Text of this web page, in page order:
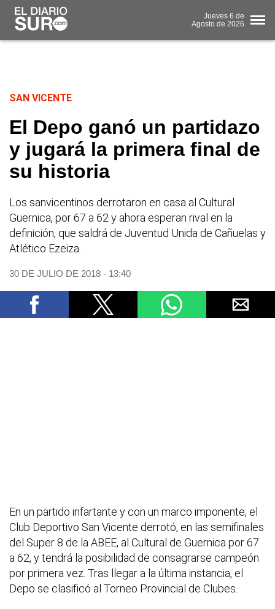
Jueves 6 de
Agosto de 2026
SAN VICENTE
El Depo ganó un partidazo
y jugará la primera final de
su historia
Los sanvicentinos derrotaron en casa al Cultural
Guernica, por 67 a 62 y ahora esperan rival en la
definición, que saldrá de Juventud Unida de Cañuelas y
Atlético Ezeiza.
30 DE JULIO DE 2018 - 13:40
En un partido infartante y con un marco imponente, el
Club Deportivo San Vicente derrotó, en las semifinales
del Super 8 de la ABEE, al Cultural de Guernica por 67
a 62, y tendrá la posibilidad de consagrarse campeón
por primera vez. Tras llegar a la última instancia, el
Depo se clasificó al Torneo Provincial de Clubes.